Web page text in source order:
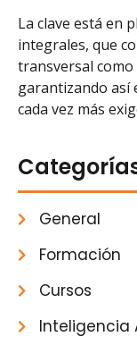
La clave está en
integrales, que
transversal como
garantizando así
cada vez más
General
Formación
Cursos
Inteligencia